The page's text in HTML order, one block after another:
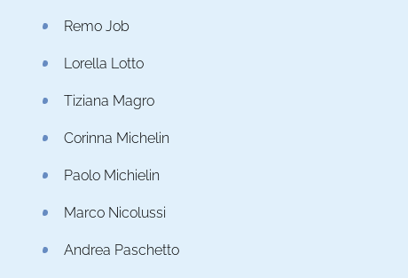
Remo Job
Lorella Lotto
Tiziana Magro
Corinna Michelin
Paolo Michielin
Marco Nicolussi
Andrea Paschetto